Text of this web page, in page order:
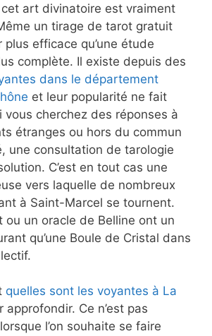
art divinatoire est vraiment
un tirage de tarot gratuit
plus efficace qu’une étude
complète. Il existe depuis des
dans le département
et leur popularité ne fait
cherchez des réponses à
étranges ou hors du commun
une consultation de tarologie
C’est en tout cas une
vers laquelle de nombreux
à Saint-Marcel se tournent.
ou un oracle de Belline ont un
qu’une Boule de Cristal dans
quelles sont les voyantes à La
approfondir. Ce n’est pas
l’on souhaite se faire